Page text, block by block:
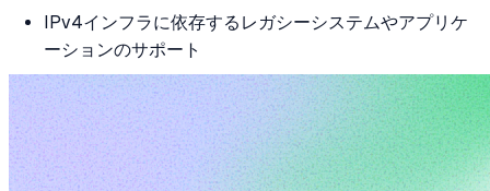
IPv4インフラに依存するレガシーシステムやアプリケ
ーションのサポート